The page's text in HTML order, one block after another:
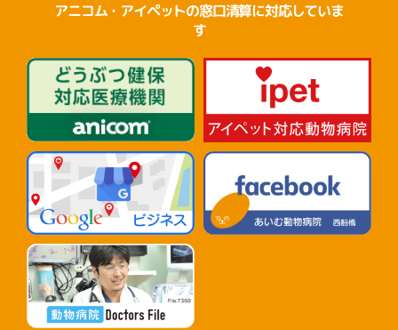
アニコム・アイペットの窓口清算に対応していま
す